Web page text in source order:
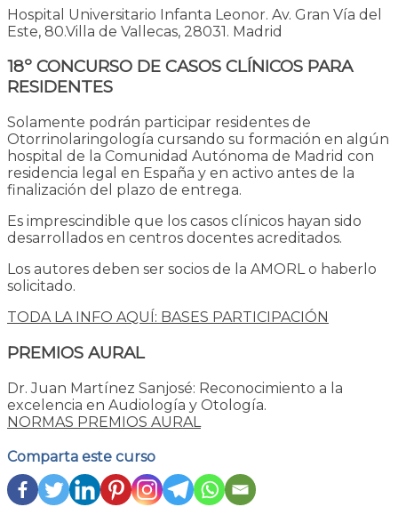
Hospital Universitario Infanta Leonor. Av. Gran Vía del
Este, 80.Villa de Vallecas, 28031. Madrid
18º CONCURSO DE CASOS CLÍNICOS PARA
RESIDENTES
Solamente podrán participar residentes de
Otorrinolaringología cursando su formación en algún
hospital de la Comunidad Autónoma de Madrid con
residencia legal en España y en activo antes de la
finalización del plazo de entrega.
Es imprescindible que los casos clínicos hayan sido
desarrollados en centros docentes acreditados.
Los autores deben ser socios de la AMORL o haberlo
solicitado.
TODA LA INFO AQUÍ: BASES PARTICIPACIÓN
PREMIOS AURAL
Dr. Juan Martínez Sanjosé: Reconocimiento a la
excelencia en Audiología y Otología.
NORMAS PREMIOS AURAL
Comparta este curso